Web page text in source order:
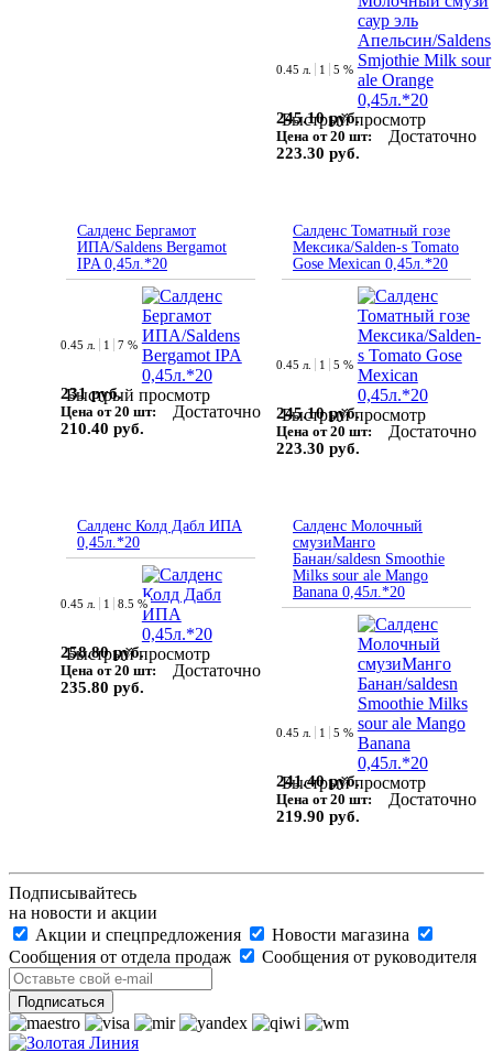
Быстрый просмотр
0.45 л. 1 5 %
245.10 руб.
Цена от 20 шт:
223.30 руб.
Достаточно
Салденс Бергамот
ИПА/Saldens Bergamot
IPA 0,45л.*20
Быстрый просмотр
0.45 л. 1 7 %
231 руб.
Цена от 20 шт:
210.40 руб.
Достаточно
Салденс Томатный гозе
Мексика/Salden-s Tomato
Gose Mexican 0,45л.*20
Быстрый просмотр
0.45 л. 1 5 %
245.10 руб.
Цена от 20 шт:
223.30 руб.
Достаточно
Салденс Колд Дабл ИПА
0,45л.*20
Быстрый просмотр
0.45 л. 1 8.5 %
258.80 руб.
Цена от 20 шт:
235.80 руб.
Достаточно
Салденс Молочный
смузиМанго
Банан/saldesn Smoothie
Milks sour ale Mango
Banana 0,45л.*20
Быстрый просмотр
0.45 л. 1 5 %
241.40 руб.
Цена от 20 шт:
219.90 руб.
Достаточно
Подписывайтесь
на новости и акции
Акции и спецпредложения
Новости магазина
Сообщения от отдела продаж
Сообщения от руководителя